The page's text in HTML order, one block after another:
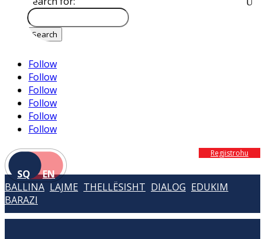
Follow
Follow
Follow
Follow
Follow
Follow
SQ EN
Regjistrohu
BALLINA LAJME THELLËSISHT DIALOG EDUKIM
BARAZI